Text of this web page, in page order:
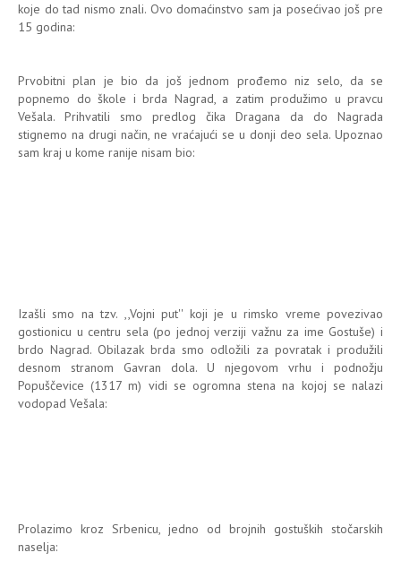
koje do tad nismo znali. Ovo domaćinstvo sam ja posećivao još pre
15 godina:
Prvobitni plan je bio da još jednom prođemo niz selo, da se
popnemo do škole i brda Nagrad, a zatim produžimo u pravcu
Vešala. Prihvatili smo predlog čika Dragana da do Nagrada
stignemo na drugi način, ne vraćajući se u donji deo sela. Upoznao
sam kraj u kome ranije nisam bio:
Izašli smo na tzv. ,,Vojni put'' koji je u rimsko vreme povezivao
gostionicu u centru sela (po jednoj verziji važnu za ime Gostuše) i
brdo Nagrad. Obilazak brda smo odložili za povratak i produžili
desnom stranom Gavran dola. U njegovom vrhu i podnožju
Popuščevice (1317 m) vidi se ogromna stena na kojoj se nalazi
vodopad Vešala:
Prolazimo kroz Srbenicu, jedno od brojnih gostuških stočarskih
naselja: